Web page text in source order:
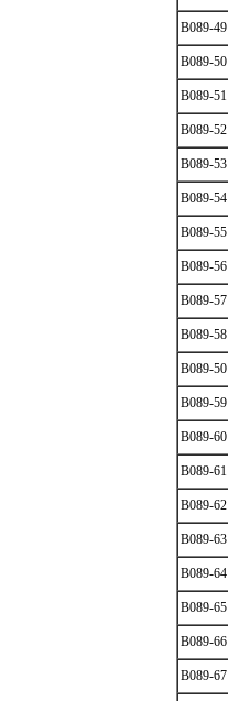
B089-49
B089-50
B089-51
B089-52
B089-53
B089-54
B089-55
B089-56
B089-57
B089-58
B089-50
B089-59
B089-60
B089-61
B089-62
B089-63
B089-64
B089-65
B089-66
B089-67